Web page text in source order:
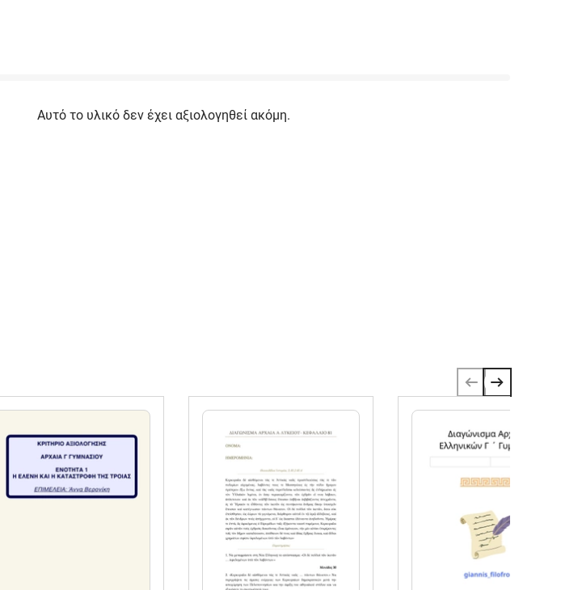
Αυτό το υλικό δεν έχει αξιολογηθεί ακόμη.